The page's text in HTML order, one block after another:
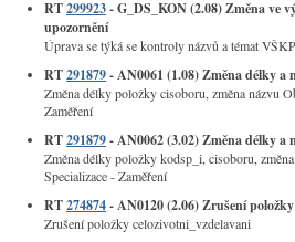
RT299923- G_DS_KON (2.08) Změna ve
upozornění
Úprava se týká se kontroly názvů a témat
RT291879- AN0061 (1.08) Změna délky a
Změna délky položky cisoboru, změna názvu
Zaměření
RT291879- AN0062 (3.02) Změna délky a
Změna délky položky kodsp_i, cisoboru,
Specializace - Zaměření
RT274874- AN0120 (2.06) Zrušení položky
Zrušení položky celozivotni_vzdelavani